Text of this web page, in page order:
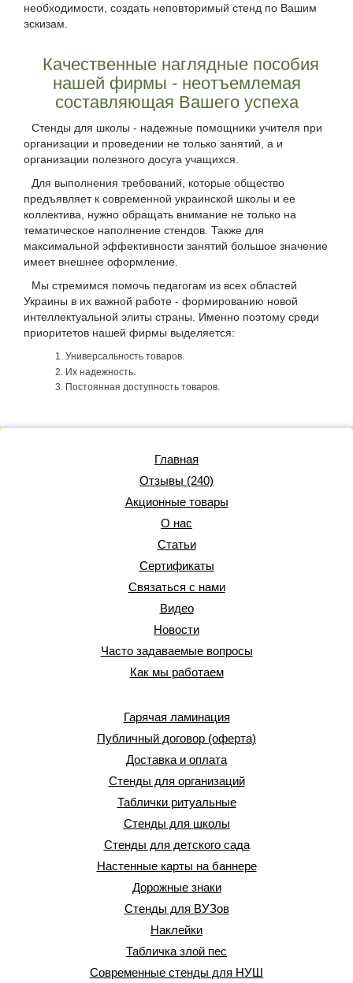
необходимости, создать неповторимый стенд по Вашим
эскизам.
Качественные наглядные пособия
нашей фирмы - неотъемлемая
составляющая Вашего успеха
Стенды для школы - надежные помощники учителя при
организации и проведении не только занятий, а и
организации полезного досуга учащихся.
Для выполнения требований, которые общество
предъявляет к современной украинской школы и ее
коллектива, нужно обращать внимание не только на
тематическое наполнение стендов. Также для
максимальной эффективности занятий большое значение
имеет внешнее оформление.
Мы стремимся помочь педагогам из всех областей
Украины в их важной работе - формированию новой
интеллектуальной элиты страны. Именно поэтому среди
приоритетов нашей фирмы выделяется:
Универсальность товаров.
Их надежность.
Постоянная доступность товаров.
Главная
Отзывы (240)
Акционные товары
О нас
Статьи
Сертификаты
Связаться с нами
Видео
Новости
Часто задаваемые вопросы
Как мы работаем
Гарячая ламинация
Публичный договор (оферта)
Доставка и оплата
Стенды для организаций
Таблички ритуальные
Стенды для школы
Стенды для детского сада
Настенные карты на баннере
Дорожные знаки
Стенды для ВУЗов
Наклейки
Табличка злой пес
Современные стенды для НУШ